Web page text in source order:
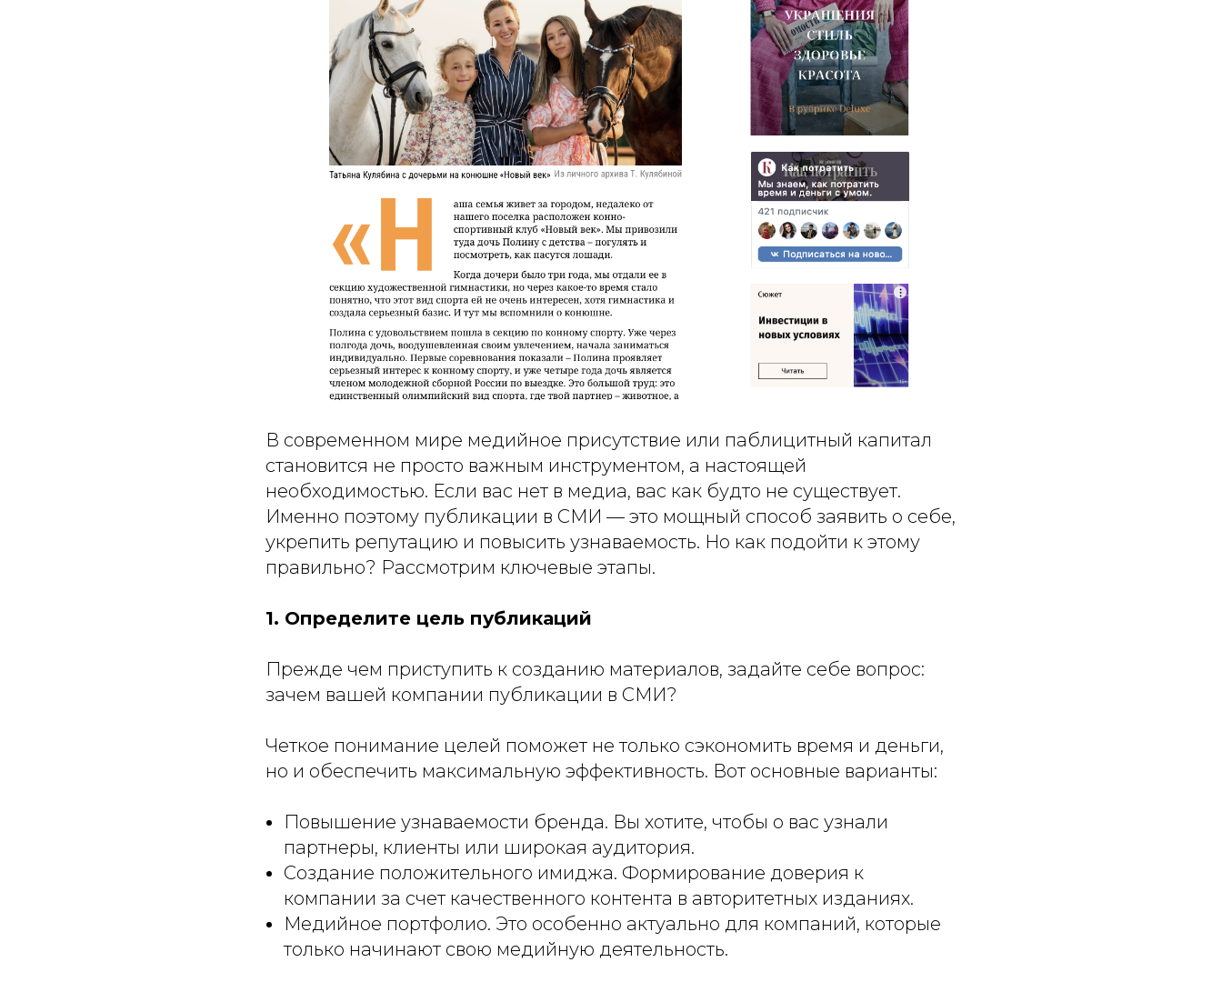
В современном мире медийное присутствие или паблицитный капитал
становится не просто важным инструментом, а настоящей
необходимостью. Если вас нет в медиа, вас как будто не существует.
Именно поэтому публикации в СМИ — это мощный способ заявить о себе,
укрепить репутацию и повысить узнаваемость. Но как подойти к этому
правильно? Рассмотрим ключевые этапы.
1. Определите цель публикаций
Прежде чем приступить к созданию материалов, задайте себе вопрос:
зачем вашей компании публикации в СМИ?
Четкое понимание целей поможет не только сэкономить время и деньги,
но и обеспечить максимальную эффективность. Вот основные варианты:
Повышение узнаваемости бренда. Вы хотите, чтобы о вас узнали
партнеры, клиенты или широкая аудитория.
Создание положительного имиджа. Формирование доверия к
компании за счет качественного контента в авторитетных изданиях.
Медийное портфолио. Это особенно актуально для компаний, которые
только начинают свою медийную деятельность.